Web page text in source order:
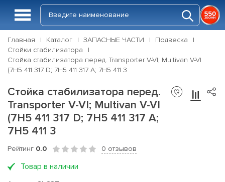
Главная Каталог ЗАПАСНЫЕ ЧАСТИ
Подвеска
Стойки стабилизатора
Стойка стабилизатора перед. Transporter V-VI; Multivan V-VI
(7H5 411 317 D; 7H5 411 317 A; 7H5 411 3
Стойка стабилизатора перед.
Transporter V-VI; Multivan V-VI
(7H5 411 317 D; 7H5 411 317 A;
7H5 411 3
Рейтинг 0.0 0 отзывов
Товар в наличии